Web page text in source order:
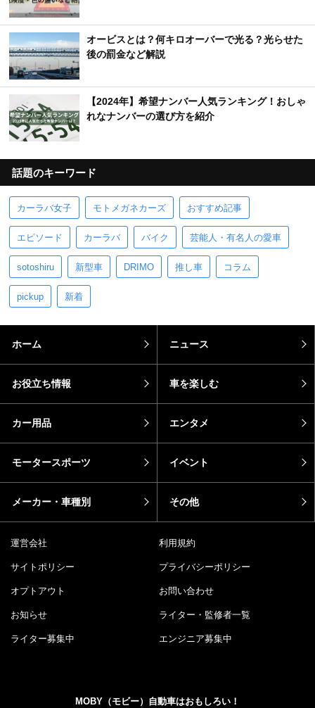
オービスとは？何キロオーバーで光る？光らせた
後の罰金など解説
【2024年】希望ナンバー人気ランキング！おしゃ
れなナンバーの選び方を紹介
話題のキーワード
カーラバ女子 モトメガネカーズ おすすめ記事
エピソード カーラバ バイク 芸能人・有名人の愛車
sotoshiru 新型車 DRIMO 推し車 コラム
pickup 新着
ホーム ニュース
お役立ち情報 車を楽しむ
カー用品 エンタメ
モータースポーツ イベント
メーカー・車種別 その他
運営会社 利用規約
サイトポリシー プライバシーポリシー
オプトアウト お問い合わせ
お知らせ ライター・監修者一覧
ライター募集中 エンジニア募集中
MOBY（モビー）自動車はおもしろい！